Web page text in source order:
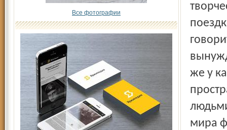
Все фотографии
же у
мира